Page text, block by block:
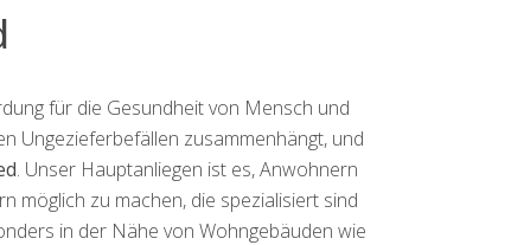
für die Gesundheit von Mensch und
Ungezieferbefällen zusammenhängt, und
. Unser Hauptanliegen ist es, Anwohnern
möglich zu machen, die spezialisiert sind
in der Nähe von Wohngebäuden wie